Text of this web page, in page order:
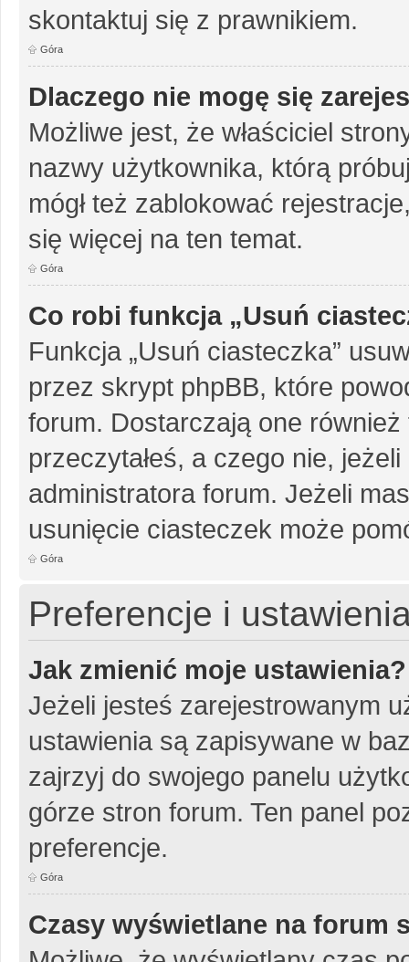
skontaktuj się z prawnikiem.
Góra
Dlaczego nie mogę się
Możliwe jest, że właściciel
nazwy użytkownika, którą
mógł też zablokować
się więcej na ten temat.
Góra
Co robi funkcja „Usuń
Funkcja „Usuń ciasteczka”
przez skrypt phpBB, które
forum. Dostarczają one
przeczytałeś, a czego nie,
administratora forum. Jeżeli
usunięcie ciasteczek może
Góra
Preferencje i
Jak zmienić moje ustawienia?
Jeżeli jesteś zarejestrowanym
ustawienia są zapisywane w
zajrzyj do swojego panelu
górze stron forum. Ten panel
preferencje.
Góra
Czasy wyświetlane na forum